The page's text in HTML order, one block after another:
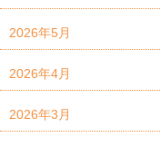
2026年5月
2026年4月
2026年3月